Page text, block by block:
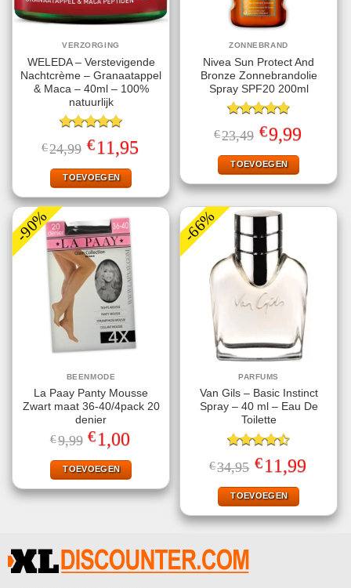
VERZORGING
WELEDA – Verstevigende
Nachtcrème – Granaatappel
& Maca – 40ml – 100%
natuurlijk
Gewaardeerd
5.00uit 5
€24,99 Oorspronkelijke
prijs
was:
€24,99.
€11,95prijs
TOEVOEGEN
ZONNEBRAND
Nivea Sun Protect And
Bronze Zonnebrandolie
Spray SPF20 200ml
Gewaardeerd
4.78uit 5
€23,49 Oorspronkelijke
prijs
was:
€23,49.
€9,99Huidige
prijs
TOEVOEGEN
-90%
BEENMODE
La Paay Panty Mousse
Zwart maat 36-40/4pack 20
denier
€9,99 Oorspronkelijke
prijs
was:
€9,99.
€1,00
is:
€1,00.
TOEVOEGEN
-66%
PARFUMS
Van Gils – Basic Instinct
Spray – 40 ml – Eau De
Toilette
Gewaardeerd
4.50uit 5
€34,95 Oorspronkelijke
prijs
was:
€34,95.
€11,99Huidige
prijs
TOEVOEGEN